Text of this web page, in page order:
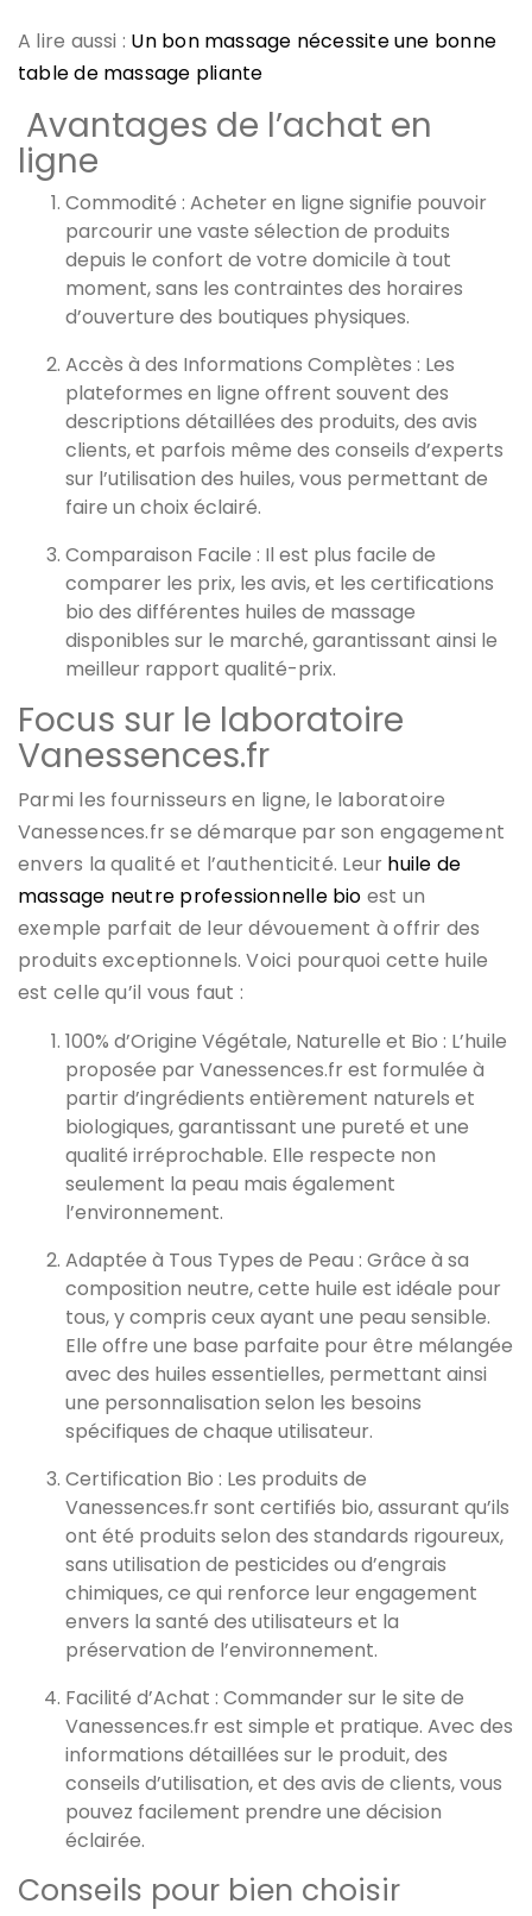
A lire aussi : Un bon massage nécessite une bonne
table de massage pliante
Avantages de l’achat en
ligne
Commodité : Acheter en ligne signifie pouvoir
parcourir une vaste sélection de produits
depuis le confort de votre domicile à tout
moment, sans les contraintes des horaires
d’ouverture des boutiques physiques.
Accès à des Informations Complètes : Les
plateformes en ligne offrent souvent des
descriptions détaillées des produits, des avis
clients, et parfois même des conseils d’experts
sur l’utilisation des huiles, vous permettant de
faire un choix éclairé.
Comparaison Facile : Il est plus facile de
comparer les prix, les avis, et les certifications
bio des différentes huiles de massage
disponibles sur le marché, garantissant ainsi le
meilleur rapport qualité-prix.
Focus sur le laboratoire
Vanessences.fr
Parmi les fournisseurs en ligne, le laboratoire
Vanessences.fr se démarque par son engagement
envers la qualité et l’authenticité. Leur huile de
massage neutre professionnelle bio est un
exemple parfait de leur dévouement à offrir des
produits exceptionnels. Voici pourquoi cette huile
est celle qu’il vous faut :
100% d’Origine Végétale, Naturelle et Bio : L’huile
proposée par Vanessences.fr est formulée à
partir d’ingrédients entièrement naturels et
biologiques, garantissant une pureté et une
qualité irréprochable. Elle respecte non
seulement la peau mais également
l’environnement.
Adaptée à Tous Types de Peau : Grâce à sa
composition neutre, cette huile est idéale pour
tous, y compris ceux ayant une peau sensible.
Elle offre une base parfaite pour être mélangée
avec des huiles essentielles, permettant ainsi
une personnalisation selon les besoins
spécifiques de chaque utilisateur.
Certification Bio : Les produits de
Vanessences.fr sont certifiés bio, assurant qu’ils
ont été produits selon des standards rigoureux,
sans utilisation de pesticides ou d’engrais
chimiques, ce qui renforce leur engagement
envers la santé des utilisateurs et la
préservation de l’environnement.
Facilité d’Achat : Commander sur le site de
Vanessences.fr est simple et pratique. Avec des
informations détaillées sur le produit, des
conseils d’utilisation, et des avis de clients, vous
pouvez facilement prendre une décision
éclairée.
Conseils pour bien choisir